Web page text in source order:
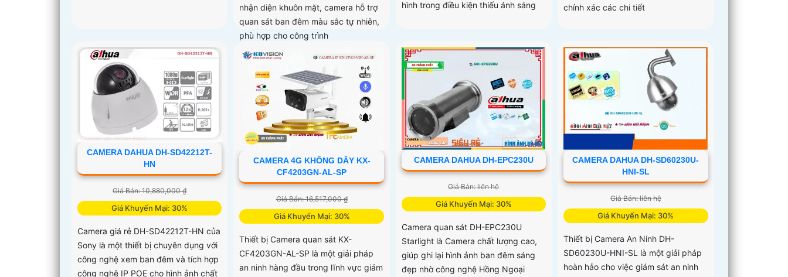
nhận diện khuôn mặt, camera hỗ trợ
quan sát ban đêm màu sắc tự nhiên,
phù hợp cho công trình
hình trong điều kiện thiếu ánh sáng
chính xác các chi tiết
CAMERA DAHUA DH-SD42212T-
HN
Giá Bán: 10,880,000 ₫
Giá Khuyến Mại: 30%
Camera giá rẻ DH-SD42212T-HN của
Sony là một thiết bị chuyên dụng với
công nghệ xem ban đêm và tích hợp
công nghệ IP POE cho hình ảnh chất
CAMERA 4G KHÔNG DÂY KX-
CF4203GN-AL-SP
Giá Bán: 16,517,000 ₫
Giá Khuyến Mại: 30%
Thiết bị Camera quan sát KX-
CF4203GN-AL-SP là một giải pháp
an ninh hàng đầu trong lĩnh vực giám
CAMERA DAHUA DH-EPC230U
Giá Bán: liên hệ
Giá Khuyến Mại: 30%
Camera quan sát DH-EPC230U
Starlight là Camera chất lượng cao,
giúp ghi lại hình ảnh ban đêm sáng
đẹp nhờ công nghệ Hồng Ngoại
CAMERA DAHUA DH-SD60230U-
HNI-SL
Giá Bán: liên hệ
Giá Khuyến Mại: 30%
Thiết bị Camera An Ninh DH-
SD60230U-HNI-SL là một giải pháp
hoàn hảo cho việc giám sát an ninh